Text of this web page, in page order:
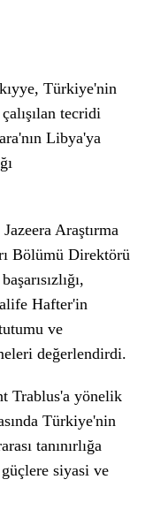
Türkiye'nin
tecridi
Libya'ya
Araştırma
Bölümü Direktörü
Hafter'in
ve
değerlendirdi.
Trablus'a yönelik
Türkiye'nin
tanınırlığa
siyasi ve